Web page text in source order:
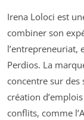
Irena Loloci est
combiner son
l’entrepreneuriat,
Perdios. La
concentre sur des
création
conflits, comme